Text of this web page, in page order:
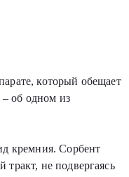
который обещает
– об одном из
кремния. Сорбент
не подвергаясь